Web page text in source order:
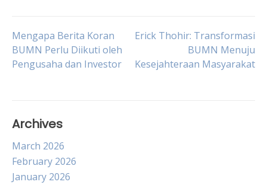
Post
navigation
Mengapa Berita Koran
BUMN Perlu Diikuti oleh
Pengusaha dan Investor
Erick Thohir: Transformasi
BUMN Menuju
Kesejahteraan Masyarakat
Archives
March 2026
February 2026
January 2026